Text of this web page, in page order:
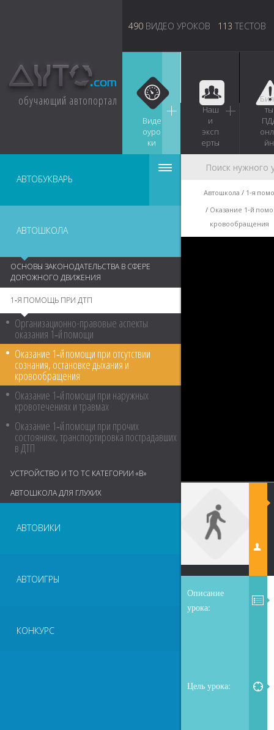
обучающий автопортал
490 ВИДЕО УРОКОВ 113 ТЕСТОВ
Виде
оуро
ки
Наш
и
эксп
ерты
ты
йн
АВТОБУКВАРЬ
АВТОШКОЛА
ОСНОВЫ ЗАКОНОДАТЕЛЬСТВА В СФЕРЕ
ДОРОЖНОГО ДВИЖЕНИЯ
1‑Я ПОМОЩЬ ПРИ ДТП
Организационно-правовые аспекты
оказания 1‑й помощи
Оказание 1‑й помощи при отсутствии
сознания, остановке дыхания и
кровообращения
Оказание 1‑й помощи при наружных
кровотечениях и травмах
Оказание 1‑й помощи при прочих
состояниях, транспортировка пострадавших
в ДТП
УСТРОЙСТВО И ТО ТС КАТЕГОРИИ «В»
АВТОШКОЛА ДЛЯ ГЛУХИХ
АВТОВИКИ
АВТОИГРЫ
КОНКУРС
Автошкола
1‑я
Оказание 1‑й
кровообращения
Описание
урока:
Цель урока: